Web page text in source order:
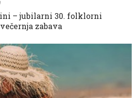
– jubilarni 30. folklorni
zabava